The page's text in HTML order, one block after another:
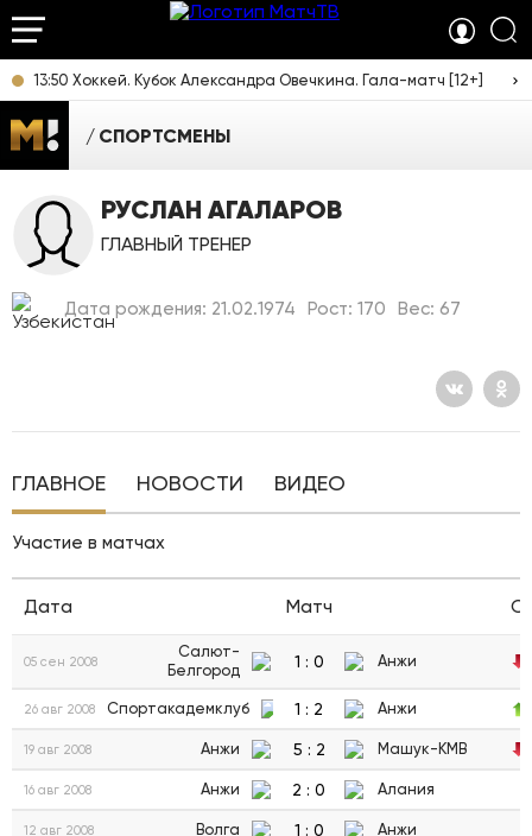
13:50 Хоккей. Кубок Александра Овечкина. Гала-матч [12+]
СПОРТСМЕНЫ
РУСЛАН АГАЛАРОВ
ГЛАВНЫЙ ТРЕНЕР
Дата рождения: 21.02.1974 Рост: 170 Вес: 67
ГЛАВНОЕ НОВОСТИ ВИДЕО
Участие в матчах
Дата Матч
05 сен 2008
Салют-
Белгород
1 : 0 Анжи
26 авг 2008 Спортакадемклуб 1 : 2 Анжи
19 авг 2008 Анжи 5 : 2 Машук-КМВ
16 авг 2008 Анжи 2 : 0 Алания
12 авг 2008 Волга 1 : 0 Анжи